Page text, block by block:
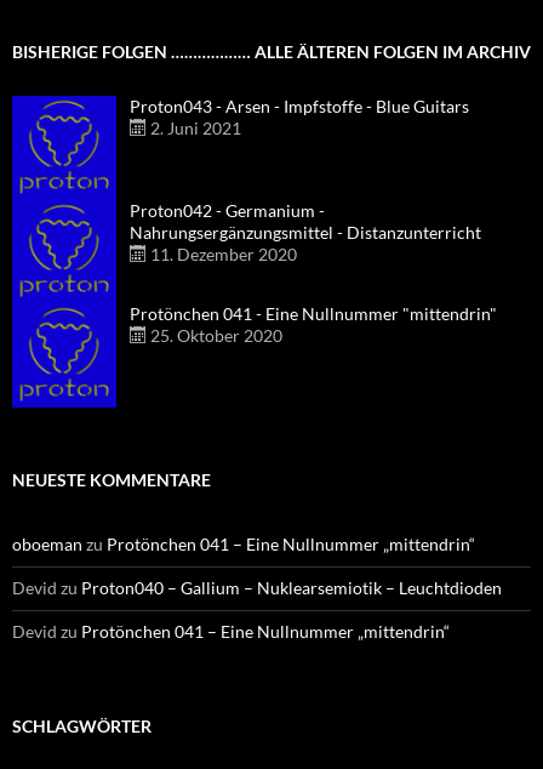
BISHERIGE FOLGEN ……………… ALLE ÄLTEREN FOLGEN IM ARCHIV
Proton043 - Arsen - Impfstoffe - Blue Guitars
2. Juni 2021
Proton042 - Germanium -
Nahrungsergänzungsmittel - Distanzunterricht
11. Dezember 2020
Protönchen 041 - Eine Nullnummer "mittendrin"
25. Oktober 2020
NEUESTE KOMMENTARE
oboeman zu Protönchen 041 – Eine Nullnummer „mittendrin“
Devid zu Proton040 – Gallium – Nuklearsemiotik – Leuchtdioden
Devid zu Protönchen 041 – Eine Nullnummer „mittendrin“
SCHLAGWÖRTER